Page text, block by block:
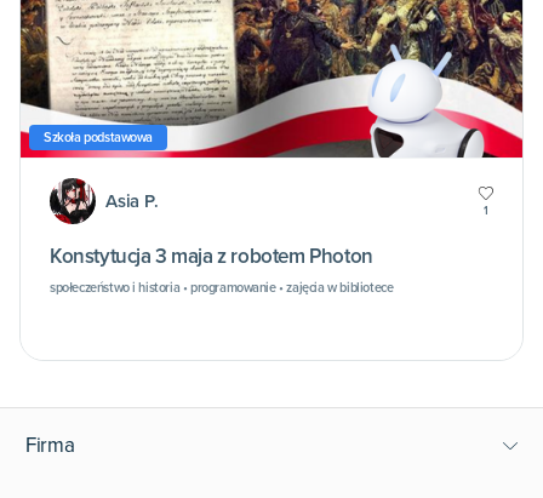
Szkoła podstawowa
Asia P. 1
Konstytucja 3 maja z robotem Photon
społeczeństwo i historia • programowanie • zajęcia w bibliotece
Firma